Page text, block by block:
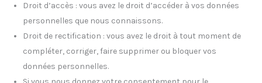
Droit d’accès : vous avez le droit d’accéder à vos données
personnelles que nous connaissons.
Droit de rectification : vous avez le droit à tout moment de
compléter, corriger, faire supprimer ou bloquer vos
données personnelles.